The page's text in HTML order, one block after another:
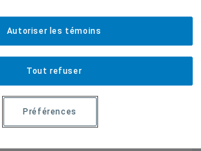
droits de la personne, de
21 étudiantes et
des programmes en
informatique et
ont pris part à la
Tout refuser
Autoriser les témoins
Préférences